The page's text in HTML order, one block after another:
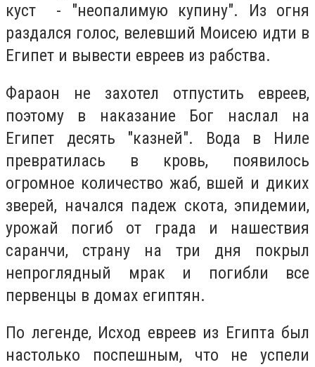
куст - "неопалимую купину". Из огня
раздался голос, велевший Моисею идти в
Египет и вывести евреев из рабства.
Фараон не захотел отпустить евреев,
поэтому в наказание Бог наслал на
Египет десять "казней". Вода в Ниле
превратилась в кровь, появилось
огромное количество жаб, вшей и диких
зверей, начался падеж скота, эпидемии,
урожай погиб от града и нашествия
саранчи, страну на три дня покрыл
непроглядный мрак и погибли все
первенцы в домах египтян.
По легенде, Исход евреев из Египта был
настолько поспешным, что не успели